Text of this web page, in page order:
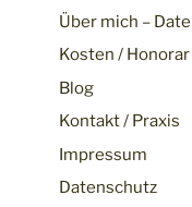
Über mich –
Kosten / Honorar
Blog
Kontakt / Praxis
Impressum
Datenschutz